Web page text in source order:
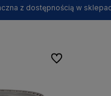
z dostępnością w
Do ulubionych